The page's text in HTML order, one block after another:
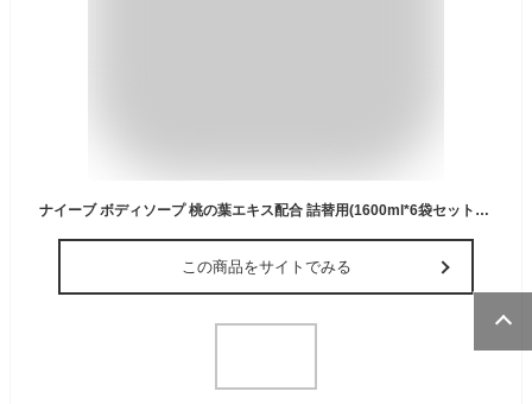
ナイーブ ボディソープ 桃の葉エキス配合 詰替用(1600ml*6袋セット)【ナイーブ】[さっぱり しっとり 保湿 液体 大容量]
この商品をサイトでみる